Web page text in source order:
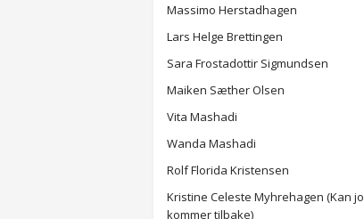
Massimo Herstadhagen
Lars Helge Brettingen
Sara Frostadottir Sigmundsen
Maiken Sæther Olsen
Vita Mashadi
Wanda Mashadi
Rolf Florida Kristensen
Kristine Celeste Myhrehagen (Kan
kommer tilbake)